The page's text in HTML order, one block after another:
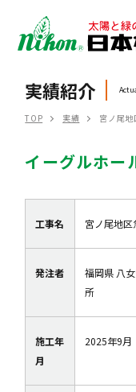
実績紹介
TOP 実績 宮ノ尾
イーグルホー
工事名 宮ノ尾地
発注者
福岡県 八
所
施工年
月
2025年9月